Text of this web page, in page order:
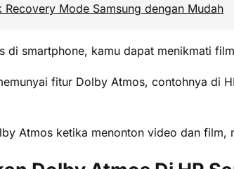
Recovery Mode Samsung dengan Mudah
di smartphone, kamu dapat menikmati
fitur Dolby Atmos, contohnya di
Atmos ketika menonton video dan film,